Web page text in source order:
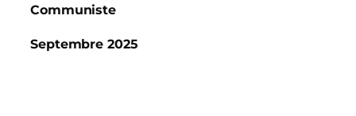
Communiste
Septembre 2025